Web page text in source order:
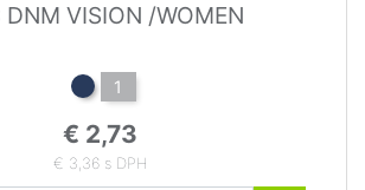
DNM VISION /WOMEN
1
€ 2,73
€ 3,36 s DPH